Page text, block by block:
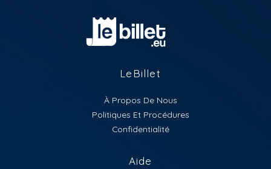
LeBillet
À Propos De Nous
Politiques Et Procédures
Confidentialité
Aide